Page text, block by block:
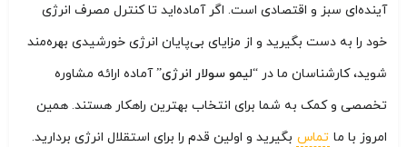
آینده‌ای سبز و اقتصادی است. اگر آماده‌اید تا کنترل مصرف انرژی
خود را به دست بگیرید و از مزایای بی‌پایان انرژی خورشیدی بهره‌مند
شوید، کارشناسان ما در “لیمو سولار انرژی”آماده ارائه مشاوره
تخصصی و کمک به شما برای انتخاب بهترین راهکار هستند. همین
امروز با ما تماس بگیرید و اولین قدم را برای استقلال انرژی بردارید.